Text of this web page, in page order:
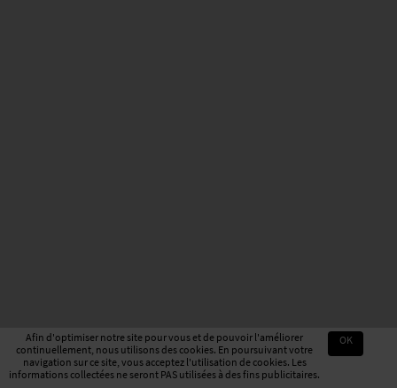
Afin d'optimiser notre site pour vous et de pouvoir l'améliorer
continuellement, nous utilisons des cookies. En poursuivant votre
navigation sur ce site, vous acceptez l'utilisation de cookies. Les
informations collectées ne seront PAS utilisées à des fins publicitaires.
OK